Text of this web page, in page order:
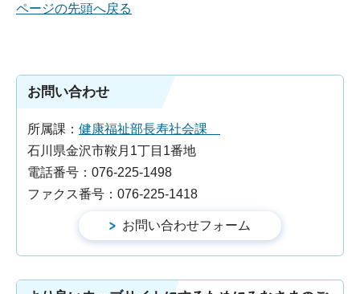
ページの先頭へ戻る
お問い合わせ
所属課： 健康福祉部長寿社会課
石川県金沢市鞍月1丁目1番地
電話番号：076-225-1498
ファクス番号：076-225-1418